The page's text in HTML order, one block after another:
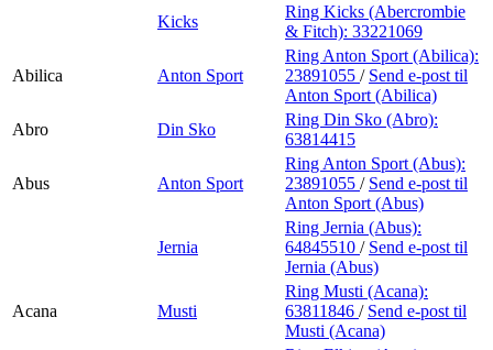
Kicks
Ring Kicks (Abercrombie
& Fitch): 33221069
Abilica Anton Sport
Ring Anton Sport (Abilica):
23891055 / Send e-post til
Anton Sport (Abilica)
Abro
Din Sko
Ring Din Sko (Abro):
63814415
Abus Anton Sport
Ring Anton Sport (Abus):
23891055 / Send e-post til
Anton Sport (Abus)
Jernia
Ring Jernia (Abus):
64845510 / Send e-post til
Jernia (Abus)
Acana Musti
Ring Musti (Acana):
63811846 / Send e-post til
Musti (Acana)